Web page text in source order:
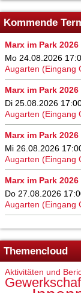
Kommende
Marx im Park 2026
Mo 24.08.2026
Augarten (Eingang
Marx im Park 2026
Di 25.08.2026
Augarten (Eingang
Marx im Park 2026
Mi 26.08.2026
Augarten (Eingang
Marx im Park 2026
Do 27.08.2026
Augarten (Eingang
Themencloud
Aktivitäten und